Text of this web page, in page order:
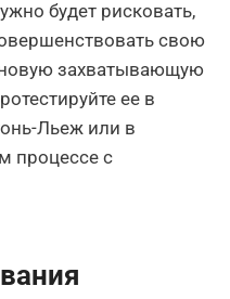
будет рисковать,
свою
новую захватывающую
ее в
Льеж или в
процессе с